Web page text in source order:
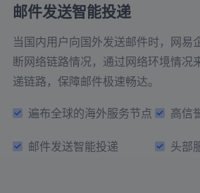
邮件发送智能投递
当国内用户向国外发送邮件时，网易
断网络链路情况，通过网络环境情况
递链路，保障邮件极速畅达。
遍布全球的海外服务节点
高信
邮件发送智能投递 头部